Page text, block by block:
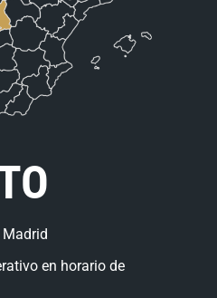
Madrid
en horario de